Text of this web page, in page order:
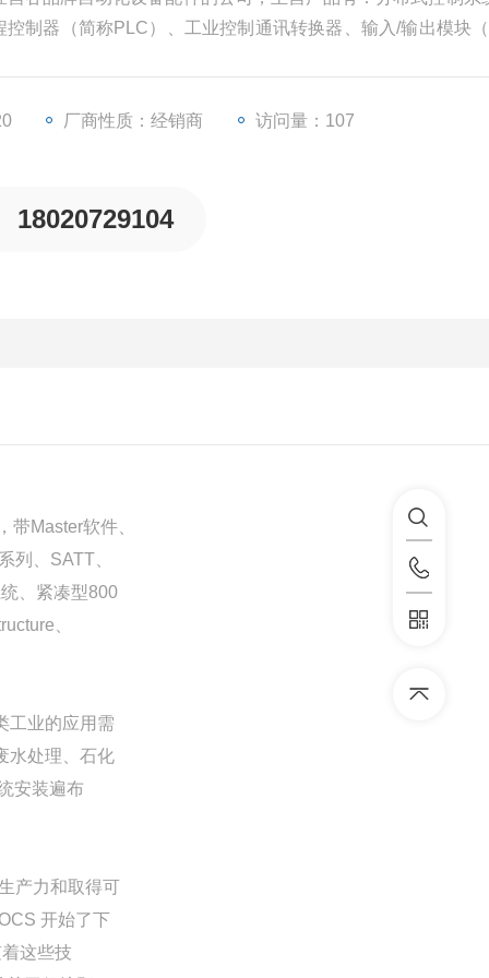
制器（简称PLC）、工业控制通讯转换器、输入/输出模块
厂商性质：经销商 访问量：107
18020729104
Master软件、
列、SATT、
、紧凑型800
、
工业的应用需
水处理、石化
安装遍布
产力和取得可
开始了下
这些技